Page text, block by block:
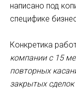
написано под
специфике
Конкретика
компании с 15
повторных
закрытых